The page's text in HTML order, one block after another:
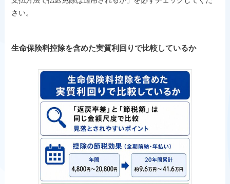
さい。
生命保険料控除を含めた実質利回りで比較しているか